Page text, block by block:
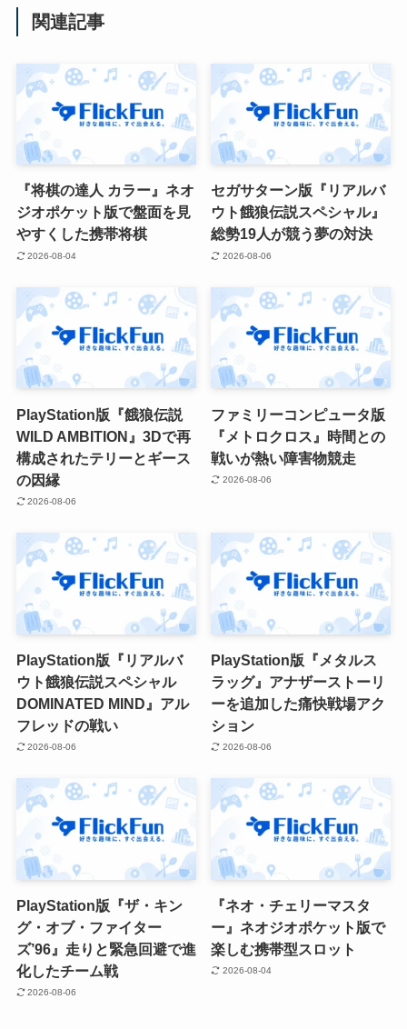
関連記事
『将棋の達人 カラー』ネオ
ジオポケット版で盤面を見
やすくした携帯将棋
2026-08-04
セガサターン版『リアルバ
ウト餓狼伝説スペシャル』
総勢19人が競う夢の対決
2026-08-06
PlayStation版『餓狼伝説
WILD AMBITION』3Dで再
構成されたテリーとギース
の因縁
2026-08-06
ファミリーコンピュータ版
『メトロクロス』時間との
戦いが熱い障害物競走
2026-08-06
PlayStation版『リアルバ
ウト餓狼伝説スペシャル
DOMINATED MIND』アル
フレッドの戦い
2026-08-06
PlayStation版『メタルス
ラッグ』アナザーストーリ
ーを追加した痛快戦場アク
ション
2026-08-06
PlayStation版『ザ・キン
グ・オブ・ファイター
ズ’96』走りと緊急回避で進
化したチーム戦
2026-08-06
『ネオ・チェリーマスタ
ー』ネオジオポケット版で
楽しむ携帯型スロット
2026-08-04